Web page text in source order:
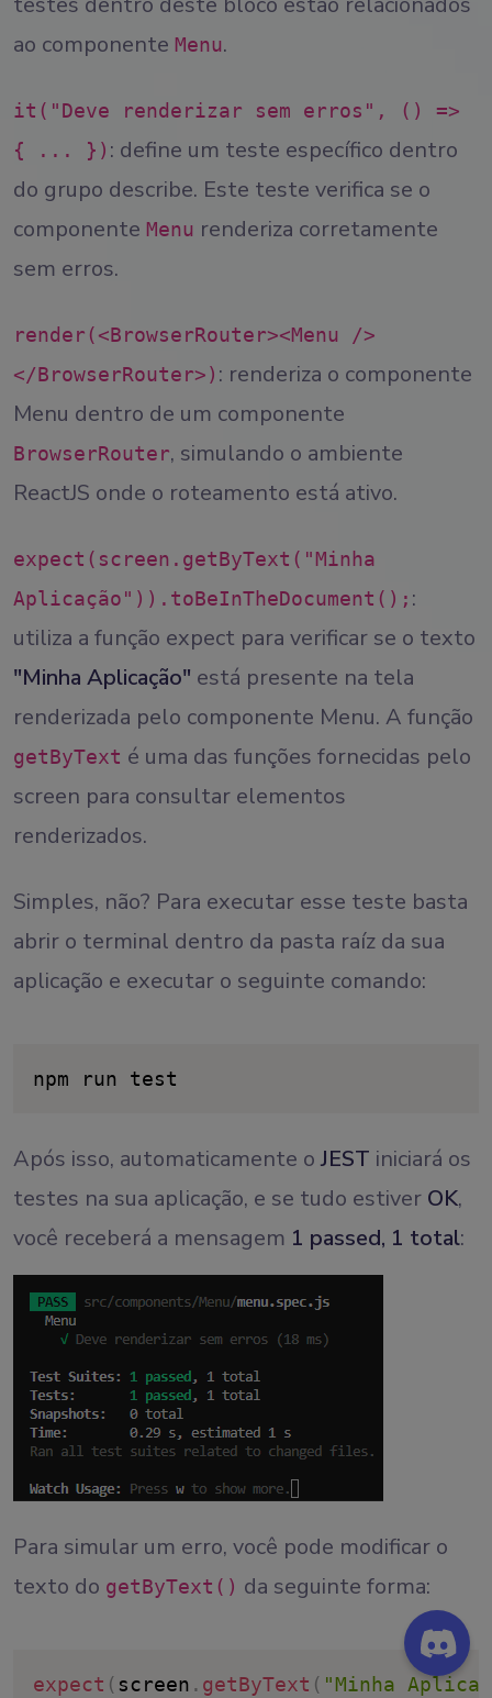
ao componente Menu.
it("Deve renderizar sem erros", () =>
{ ... }) : define um teste específico dentro
do grupo describe. Este teste verifica se o
componente Menu renderiza corretamente
sem erros.
render(<BrowserRouter><Menu />
</BrowserRouter>) : renderiza o componente
Menu dentro de um componente
BrowserRouter, simulando o ambiente
ReactJS onde o roteamento está ativo.
expect(screen.getByText("Minha
Aplicação")).toBeInTheDocument(); :
utiliza a função expect para verificar se o texto
"Minha Aplicação" está presente na tela
renderizada pelo componente Menu. A função
getByText é uma das funções fornecidas pelo
screen para consultar elementos
renderizados.
Simples, não? Para executar esse teste basta
abrir o terminal dentro da pasta raíz da sua
aplicação e executar o seguinte comando:
npm run test
Após isso, automaticamente o JEST iniciará os
testes na sua aplicação, e se tudo estiver OK,
você receberá a mensagem 1 passed, 1 total:
Para simular um erro, você pode modificar o
texto do getByText() da seguinte forma:
expect ( screen . getByText ( "Minha